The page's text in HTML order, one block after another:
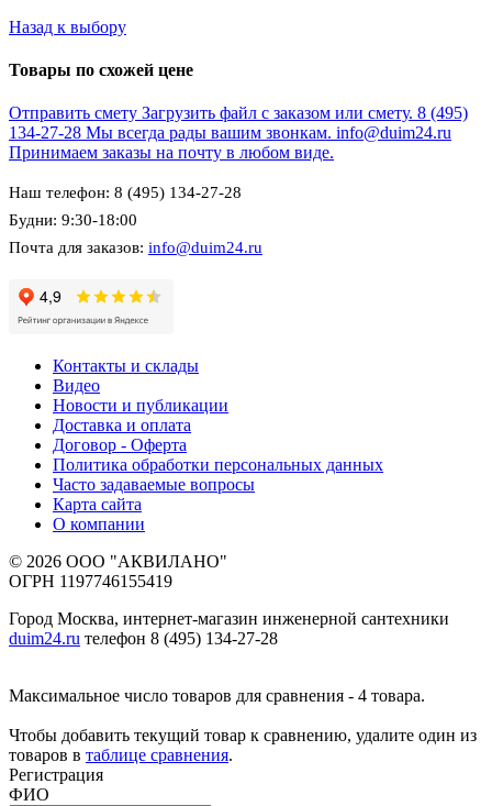
Назад к выбору
Товары по схожей цене
Отправить смету Загрузить файл с заказом или смету. 8 (495)
134-27-28 Мы всегда рады вашим звонкам. info@duim24.ru
Принимаем заказы на почту в любом виде.
Наш телефон: 8 (495) 134-27-28
Будни: 9:30-18:00
Почта для заказов: info@duim24.ru
Контакты и склады
Видео
Новости и публикации
Доставка и оплата
Договор - Оферта
Политика обработки персональных данных
Часто задаваемые вопросы
Карта сайта
О компании
© 2026 ООО "АКВИЛАНО"
ОГРН 1197746155419
Город Москва, интернет-магазин инженерной сантехники
duim24.ru телефон 8 (495) 134-27-28
Максимальное число товаров для сравнения - 4 товара.
Чтобы добавить текущий товар к сравнению, удалите один из
товаров в таблице сравнения.
Регистрация
ФИО